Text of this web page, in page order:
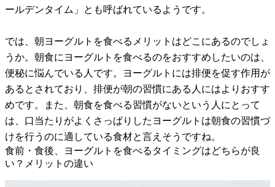
ールデンタイム」とも呼ばれているようです。
では、朝ヨーグルトを食べるメリットはどこにあるのでしょ
うか。朝食にヨーグルトを食べるのをおすすめしたいのは、
便秘に悩んでいる人です。ヨーグルトには排便を促す作用が
あるとされており、排便が朝の習慣にある人にはよりおすす
めです。また、朝食を食べる習慣がないという人にとって
は、口当たりがよくさっぱりしたヨーグルトは朝食の習慣づ
けを行うのに適している食材と言えそうですね。
食前・食後、ヨーグルトを食べるタイミングはどちらが良
い？メリットの違い